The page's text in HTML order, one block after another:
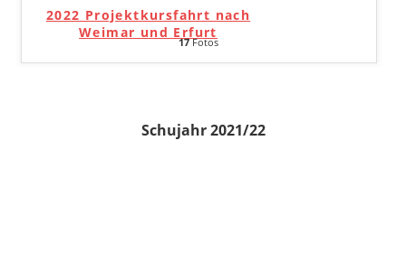
2022 Projektkursfahrt nach
Weimar und Erfurt
17Fotos
Schujahr 2021/22